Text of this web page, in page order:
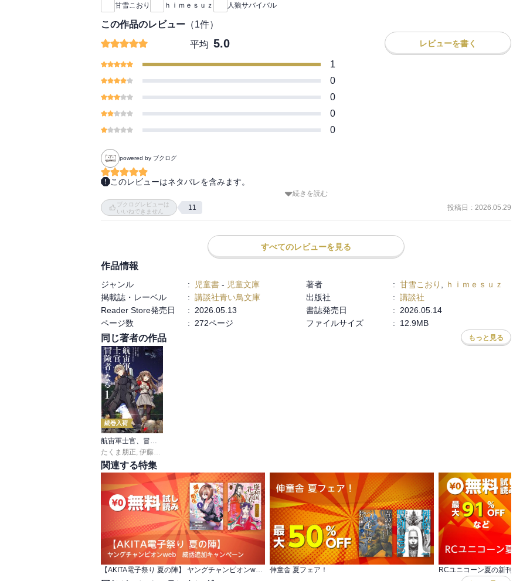
甘雪こおり ｈｉｍｅｓｕｚ 人狼サバイバル
この作品のレビュー （1件）
平均 5.0 レビューを書く
1
0
0
0
0
powered by ブクログ
このレビューはネタバレを含みます。
どういう状態なのか最初は意味がわからなかったけど、すごい面白かったです.ᐟ.ᐟ
ゲームの考察もしながらこれが誰なのかの考察もできてわくわくした新しいスタイルでしたт‪   ̫  т
笛少年はラブカくんみを感じてて当たったけど、バレエやってるのは女の子っていう先入観みんな持ってるだろ
的な意図がすごかった-  ̫-
サボさんが数字の3の形をしてるって言うのを何度も強調してきてて、カラスくんだと最初は思ってたけどあか
らさますぎるか、、、？と疑ってたらまさかのカイマンちゃんでした? ·̫ ?
やっぱり今回の巻は読者に勘違いさせて最後のどんでん返しでおおー！ってなるようにいろいろ伏線がありまし
た(  ´˘`  )わかってしまったよりのんには(⸝⸝◜ᵕ◝⸝⸝)
でもまさかのガラスの姫君がハヤトくん、雨四光がウサギちゃんだったとは。今回はハヤトくんもウサギちゃん
もおらんのかなと思ってたけどちゃんといたんだ。確かにガラスの姫君の感情的な感じはハヤトくんみもあった
かも.ᐟ.ᐟ
続きを読む
ブクログレビューは
いいねできません
11 投稿日 : 2026.05.29
すべてのレビューを見る
作品情報
ジャンル : 児童書 - 児童文庫 著者 : 甘雪こおり
ｈｉｍｅｓｕｚ
掲載誌・レーベル
: 講談社青い鳥文庫 出版社 : 講談社
Reader Store発売日
: 2026.05.13 書誌発売日 :
2026.05.14
ページ数
: 272ページ ファイルサイズ : 12.9MB
同じ著者の作品 もっと見る
続巻入荷
航宙軍士官、冒険者になる
たくま朋正, 伊藤暖彦
関連する特集
【AKITA電子祭り 夏の陣】 ヤングチャンピオンweb 続話追加キャンペーン 伸童舎 夏フェア！ RCユニコーン夏の新刊フェア